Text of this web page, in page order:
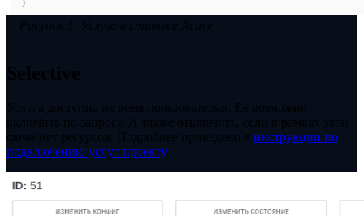
Рисунок 1. Услуга в статусе Active
Selective
Услуга доступна не всем пользователям. Её возможно
включить по запросу. А также отключить, если в рамках этой
фичи нет ресурсов. Подробнее приведено в инструкции по
подключению услуг проекту.